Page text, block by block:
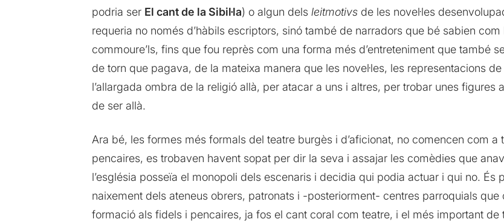
podria ser El cant de la Sibil·la) o algun dels leitmotivsde les novel·les
requeria no només d’hàbils escriptors, sinó també de narradors que bé sabien
commoure’ls, fins que fou reprès com una forma més d’entreteniment que també
de torn que pagava, de la mateixa manera que les novel·les, les representacions
l’allargada ombra de la religió allà, per atacar a uns i altres, per trobar unes figures
de ser allà.
Ara bé, les formes més formals del teatre burgès i d’aficionat, no comencen com a
pencaires, es trobaven havent sopat per dir la seva i assajar les comèdies que
l’església posseïa el monopoli dels escenaris i decidia qui podia actuar i qui no. És
naixement dels ateneus obrers, patronats i -posteriorment- centres parroquials
formació als fidels i pencaires, ja fos el cant coral com teatre, i el més important de